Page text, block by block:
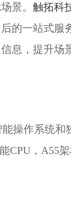
景。 触拓科
的一站式服
息，提升场
操作系统和
CPU，A55